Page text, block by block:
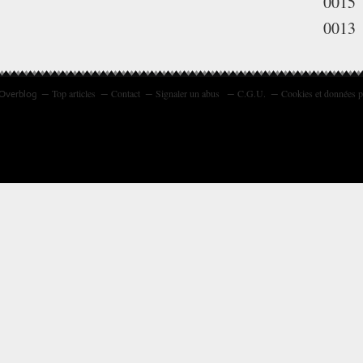
0013
Top articles Contact Signaler un abus C.G.U. Cookies et données